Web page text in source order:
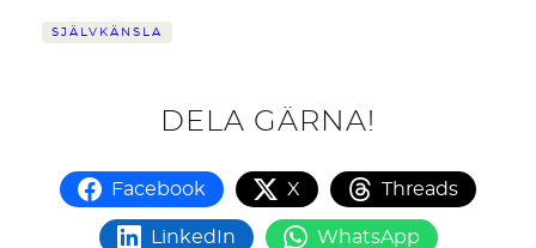
SJÄLVKÄNSLA
DELA GÄRNA!
Facebook X Threads
LinkedIn WhatsApp